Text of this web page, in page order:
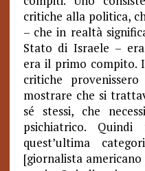
critiche alla politica,
– che in realtà
Stato di Israele –
era il primo compito.
critiche
mostrare che si
sé stessi, che
psichiatrico.
quest’ultima
[giornalista